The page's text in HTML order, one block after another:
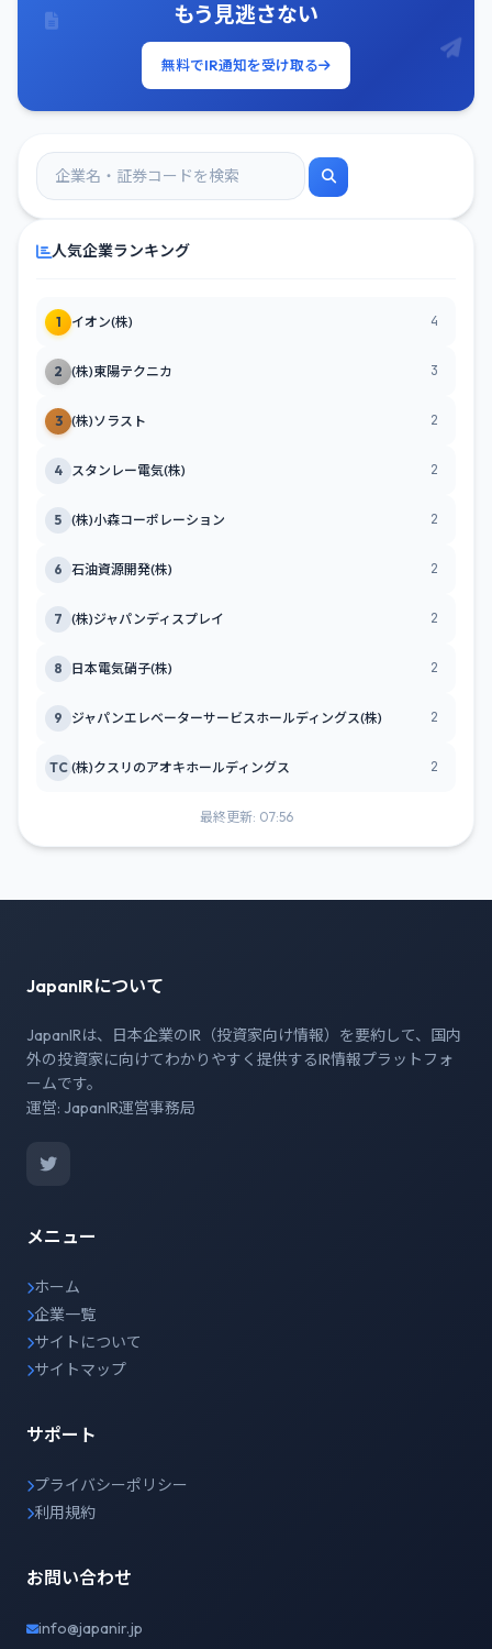
もう見逃さない
無料でIR通知を受け取る
人気企業ランキング
1 イオン(株) 4
2 (株)東陽テクニカ 3
3 (株)ソラスト 2
4 スタンレー電気(株) 2
5 (株)小森コーポレーション 2
6 石油資源開発(株) 2
7 (株)ジャパンディスプレイ 2
8 日本電気硝子(株) 2
9 ジャパンエレベーターサービスホールディングス(株) 2
TC (株)クスリのアオキホールディングス 2
最終更新: 07:56
JapanIRについて
JapanIRは、日本企業のIR（投資家向け情報）を要約して、国内
外の投資家に向けてわかりやすく提供するIR情報プラットフォ
ームです。
運営: JapanIR運営事務局
メニュー
ホーム
企業一覧
サイトについて
サイトマップ
サポート
プライバシーポリシー
利用規約
お問い合わせ
info@japanir.jp